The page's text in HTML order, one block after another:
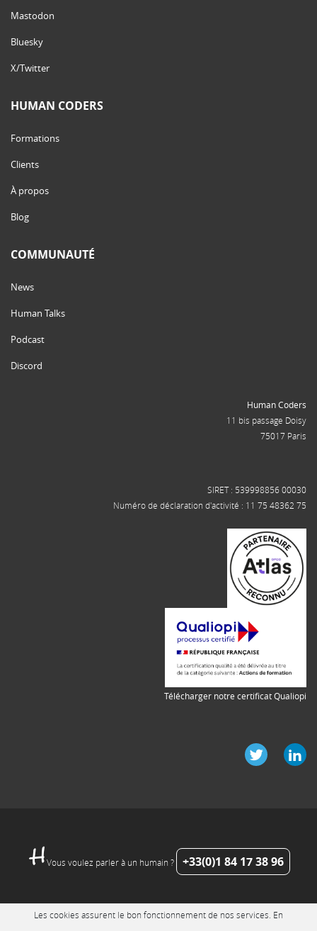
Mastodon
Bluesky
X/Twitter
HUMAN CODERS
Formations
Clients
À propos
Blog
COMMUNAUTÉ
News
Human Talks
Podcast
Discord
Human Coders
11 bis passage Doisy
75017 Paris
SIRET : 539998856 00030
Numéro de déclaration d'activité : 11 75 48362 75
Télécharger notre certificat Qualiopi
Vous voulez parler à un humain ? +33(0)1 84 17 38 96
Les cookies assurent le bon fonctionnement de nos services. En